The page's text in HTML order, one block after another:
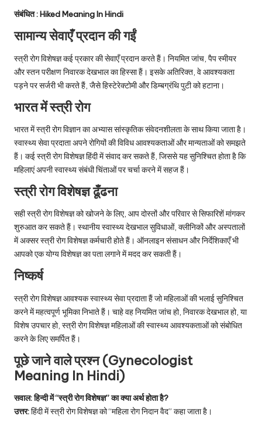
संबंधित :Hiked Meaning In Hindi
सामान्य सेवाएँ प्रदान की गईं
स्त्री रोग विशेषज्ञ कई प्रकार की सेवाएँ प्रदान करते हैं। नियमित जांच, पैप स्मीयर
और स्तन परीक्षण निवारक देखभाल का हिस्सा हैं। इसके अतिरिक्त, वे आवश्यकता
पड़ने पर सर्जरी भी करते हैं, जैसे हिस्टेरेक्टोमी और डिम्बग्रंथि पुटी को हटाना।
भारत में स्त्री रोग
भारत में स्त्री रोग विज्ञान का अभ्यास सांस्कृतिक संवेदनशीलता के साथ किया जाता है।
स्वास्थ्य सेवा प्रदाता अपने रोगियों की विविध आवश्यकताओं और मान्यताओं को समझते
हैं। कई स्त्री रोग विशेषज्ञ हिंदी में संवाद कर सकते हैं, जिससे यह सुनिश्चित होता है कि
महिलाएं अपनी स्वास्थ्य संबंधी चिंताओं पर चर्चा करने में सहज हैं।
स्त्री रोग विशेषज्ञ ढूँढना
सही स्त्री रोग विशेषज्ञ को खोजने के लिए, आप दोस्तों और परिवार से सिफारिशें मांगकर
शुरुआत कर सकते हैं। स्थानीय स्वास्थ्य देखभाल सुविधाओं, क्लीनिकों और अस्पतालों
में अक्सर स्त्री रोग विशेषज्ञ कर्मचारी होते हैं। ऑनलाइन संसाधन और निर्देशिकाएँ भी
आपको एक योग्य विशेषज्ञ का पता लगाने में मदद कर सकती हैं।
निष्कर्ष
स्त्री रोग विशेषज्ञ आवश्यक स्वास्थ्य सेवा प्रदाता हैं जो महिलाओं की भलाई सुनिश्चित
करने में महत्वपूर्ण भूमिका निभाते हैं। चाहे वह नियमित जांच हो, निवारक देखभाल हो, या
विशेष उपचार हो, स्त्री रोग विशेषज्ञ महिलाओं की स्वास्थ्य आवश्यकताओं को संबोधित
करने के लिए समर्पित हैं।
पूछे जाने वाले प्रश्न (Gynecologist
Meaning In Hindi)
सवाल:हिन्दी में “स्त्री रोग विशेषज्ञ” का क्या अर्थ होता है?
उत्तर:हिंदी में स्त्री रोग विशेषज्ञ को “महिला रोग निदान वैद” कहा जाता है।